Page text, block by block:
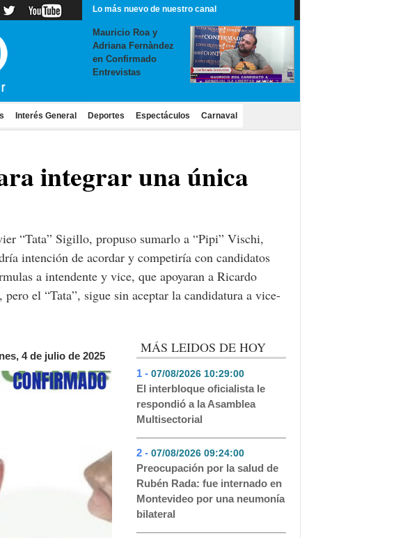
Lo más nuevo de nuestro canal
Mauricio Roa y
Adriana Fernàndez
en Confirmado
Entrevistas
Interés General Deportes Espectáculos Carnaval
integrar una única
“Tata” Sigillo, propuso sumarlo a “Pipi” Vischi,
intención de acordar y competiría con candidatos
a intendente y vice, que apoyaran a Ricardo
el “Tata”, sigue sin aceptar la candidatura a vice-
4 de julio de 2025
MÁS LEIDOS DE HOY
1 - 07/08/2026 10:29:00- 240
El interbloque oficialista le
respondió a la Asamblea
Multisectorial
2 - 07/08/2026 09:24:00- 191
Preocupación por la salud de
Rubén Rada: fue internado en
Montevideo por una neumonía
bilateral